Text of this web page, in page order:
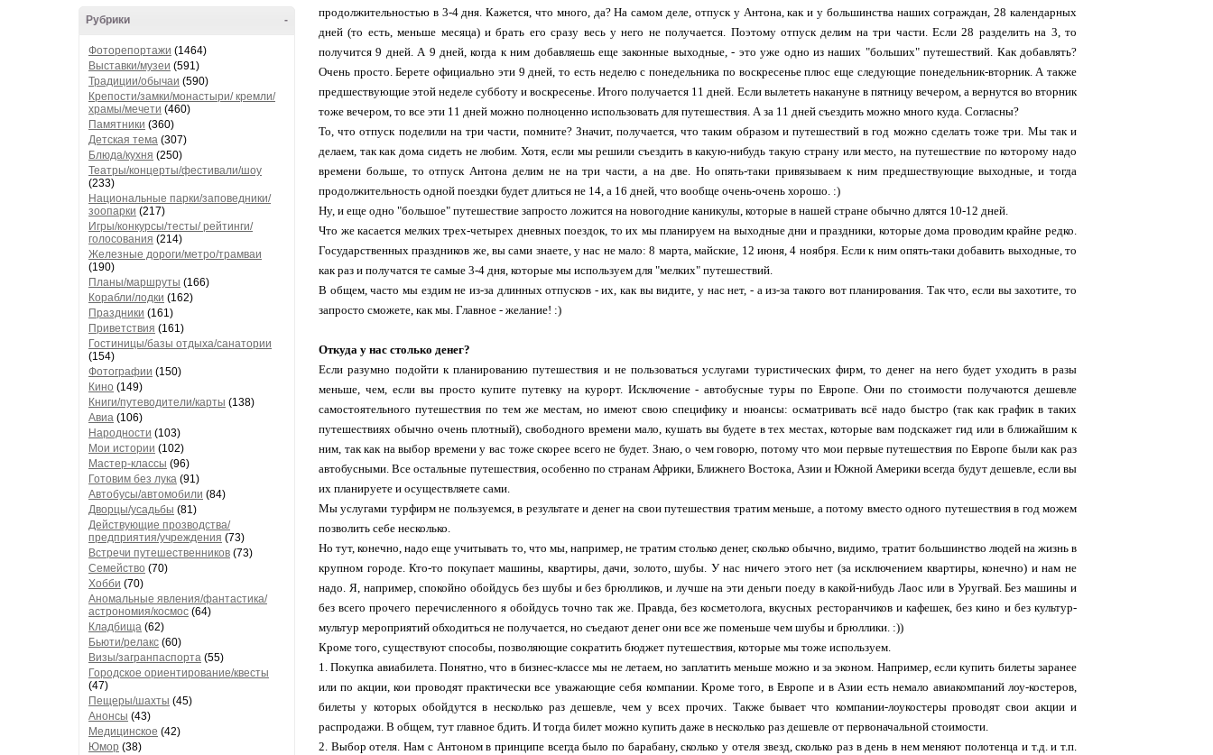
-
Рубрики
Фоторепортажи (1464)
Выставки/музеи (591)
Традиции/обычаи (590)
Крепости/замки/монастыри/ кремли/
храмы/мечети (460)
Памятники (360)
Детская тема (307)
Блюда/кухня (250)
Театры/концерты/фестивали/шоу
(233)
Национальные парки/заповедники/
зоопарки (217)
Игры/конкурсы/тесты/ рейтинги/
голосования (214)
Железные дороги/метро/трамваи
(190)
Планы/маршруты (166)
Корабли/лодки (162)
Праздники (161)
Приветствия (161)
Гостиницы/базы отдыха/санатории
(154)
Фотографии (150)
Кино (149)
Книги/путеводители/карты (138)
Авиа (106)
Народности (103)
Мои истории (102)
Мастер-классы (96)
Готовим без лука (91)
Автобусы/автомобили (84)
Дворцы/усадьбы (81)
Действующие прозводства/
предприятия/учреждения (73)
Встречи путешественников (73)
Семейство (70)
Хобби (70)
Аномальные явления/фантастика/
астрономия/космос (64)
Кладбища (62)
Бьюти/релакс (60)
Визы/загранпаспорта (55)
Городское ориентирование/квесты
(47)
Пещеры/шахты (45)
Анонсы (43)
Медицинское (42)
Юмор (38)
продолжительностью в 3-4 дня. Кажется, что много, да? На самом деле, отпуск у Антона, как и у большинства наших сограждан, 28 календарных
дней (то есть, меньше месяца) и брать его сразу весь у него не получается. Поэтому отпуск делим на три части. Если 28 разделить на 3, то
получится 9 дней. А 9 дней, когда к ним добавляешь еще законные выходные, - это уже одно из наших "больших" путешествий. Как добавлять?
Очень просто. Берете официально эти 9 дней, то есть неделю с понедельника по воскресенье плюс еще следующие понедельник-вторник. А также
предшествующие этой неделе субботу и воскресенье. Итого получается 11 дней. Если вылететь накануне в пятницу вечером, а вернутся во вторник
тоже вечером, то все эти 11 дней можно полноценно использовать для путешествия. А за 11 дней съездить можно много куда. Согласны?
То, что отпуск поделили на три части, помните? Значит, получается, что таким образом и путешествий в год можно сделать тоже три. Мы так и
делаем, так как дома сидеть не любим. Хотя, если мы решили съездить в какую-нибудь такую страну или место, на путешествие по которому надо
времени больше, то отпуск Антона делим не на три части, а на две. Но опять-таки привязываем к ним предшествующие выходные, и тогда
продолжительность одной поездки будет длиться не 14, а 16 дней, что вообще очень-очень хорошо. :)
Ну, и еще одно "большое" путешествие запросто ложится на новогодние каникулы, которые в нашей стране обычно длятся 10-12 дней.
Что же касается мелких трех-четырех дневных поездок, то их мы планируем на выходные дни и праздники, которые дома проводим крайне редко.
Государственных праздников же, вы сами знаете, у нас не мало: 8 марта, майские, 12 июня, 4 ноября. Если к ним опять-таки добавить выходные, то
как раз и получатся те самые 3-4 дня, которые мы используем для "мелких" путешествий.
В общем, часто мы ездим не из-за длинных отпусков - их, как вы видите, у нас нет, - а из-за такого вот планирования. Так что, если вы захотите, то
запросто сможете, как мы. Главное - желание! :)
Откуда у нас столько денег?
Если разумно подойти к планированию путешествия и не пользоваться услугами туристических фирм, то денег на него будет уходить в разы
меньше, чем, если вы просто купите путевку на курорт. Исключение - автобусные туры по Европе. Они по стоимости получаются дешевле
самостоятельного путешествия по тем же местам, но имеют свою специфику и нюансы: осматривать всё надо быстро (так как график в таких
путешествиях обычно очень плотный), свободного времени мало, кушать вы будете в тех местах, которые вам подскажет гид или в ближайшим к
ним, так как на выбор времени у вас тоже скорее всего не будет. Знаю, о чем говорю, потому что мои первые путешествия по Европе были как раз
автобусными. Все остальные путешествия, особенно по странам Африки, Ближнего Востока, Азии и Южной Америки всегда будут дешевле, если вы
их планируете и осуществляете сами.
Мы услугами турфирм не пользуемся, в результате и денег на свои путешествия тратим меньше, а потому вместо одного путешествия в год можем
позволить себе несколько.
Но тут, конечно, надо еще учитывать то, что мы, например, не тратим столько денег, сколько обычно, видимо, тратит большинство людей на жизнь в
крупном городе. Кто-то покупает машины, квартиры, дачи, золото, шубы. У нас ничего этого нет (за исключением квартиры, конечно) и нам не
надо. Я, например, спокойно обойдусь без шубы и без брюлликов, и лучше на эти деньги поеду в какой-нибудь Лаос или в Уругвай. Без машины и
без всего прочего перечисленного я обойдусь точно так же. Правда, без косметолога, вкусных ресторанчиков и кафешек, без кино и без культур-
мультур мероприятий обходиться не получается, но съедают денег они все же поменьше чем шубы и брюллики. :))
Кроме того, существуют способы, позволяющие сократить бюджет путешествия, которые мы тоже используем.
1. Покупка авиабилета. Понятно, что в бизнес-классе мы не летаем, но заплатить меньше можно и за эконом. Например, если купить билеты заранее
или по акции, кои проводят практически все уважающие себя компании. Кроме того, в Европе и в Азии есть немало авиакомпаний лоу-костеров,
билеты у которых обойдутся в несколько раз дешевле, чем у всех прочих. Также бывает что компании-лоукостеры проводят свои акции и
распродажи. В общем, тут главное бдить. И тогда билет можно купить даже в несколько раз дешевле от первоначальной стоимости.
2. Выбор отеля. Нам с Антоном в принципе всегда было по барабану, сколько у отеля звезд, сколько раз в день в нем меняют полотенца и т.д. и т.п.